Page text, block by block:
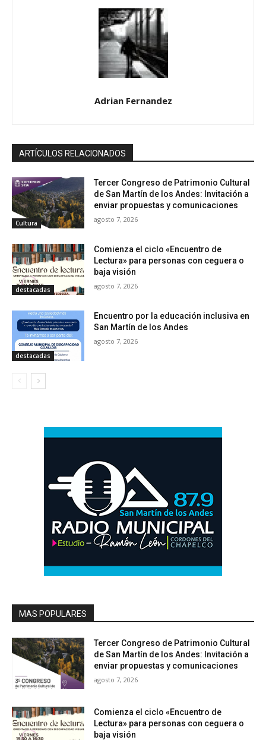
Adrian Fernandez
ARTÍCULOS RELACIONADOS
Cultura
Tercer Congreso de Patrimonio Cultural
de San Martín de los Andes: Invitación a
enviar propuestas y comunicaciones
agosto 7, 2026
destacadas
Comienza el ciclo «Encuentro de
Lectura» para personas con ceguera o
baja visión
agosto 7, 2026
destacadas
Encuentro por la educación inclusiva en
San Martín de los Andes
agosto 7, 2026
MAS POPULARES
Tercer Congreso de Patrimonio Cultural
de San Martín de los Andes: Invitación a
enviar propuestas y comunicaciones
agosto 7, 2026
Comienza el ciclo «Encuentro de
Lectura» para personas con ceguera o
baja visión